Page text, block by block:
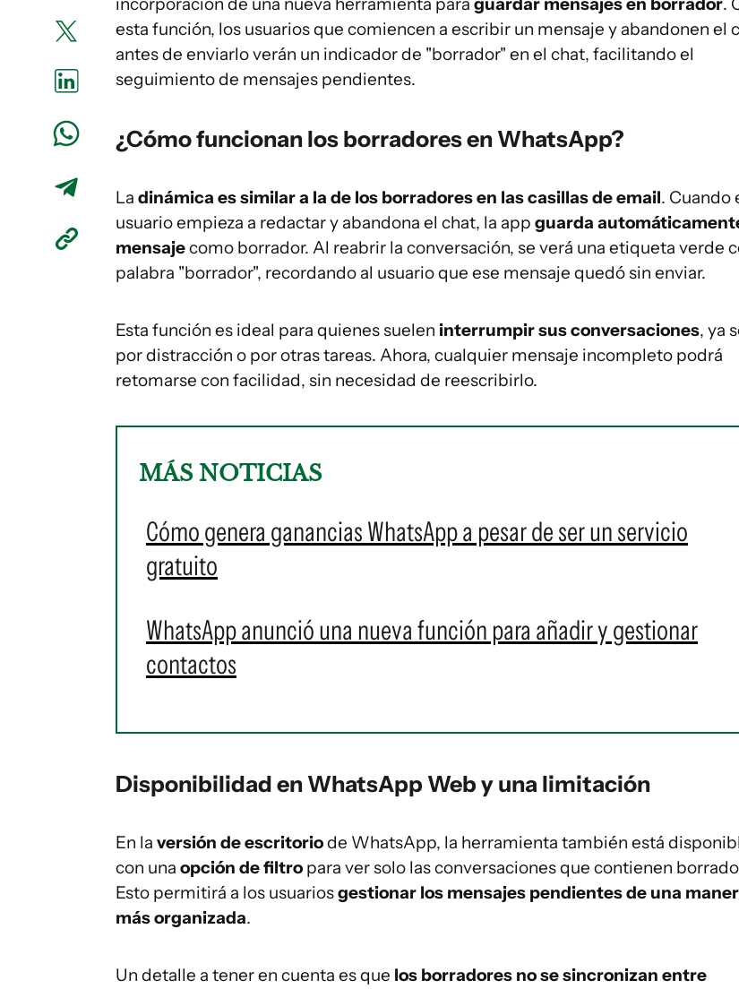
esta función, los usuarios que comiencen a escribir un mensaje y abandonen el
antes de enviarlo verán un indicador de "borrador" en el chat, facilitando el
seguimiento de mensajes pendientes.
¿Cómo funcionan los borradores en WhatsApp?
La dinámica es similar a la de los borradores en las casillas de email. Cuando
usuario empieza a redactar y abandona el chat, la app guarda
mensajecomo borrador. Al reabrir la conversación, se verá una etiqueta verde
palabra "borrador", recordando al usuario que ese mensaje quedó sin enviar.
Esta función es ideal para quienes suelen interrumpir sus conversaciones, ya
por distracción o por otras tareas. Ahora, cualquier mensaje incompleto podrá
retomarse con facilidad, sin necesidad de reescribirlo.
MÁS NOTICIAS
Cómo genera ganancias WhatsApp a pesar de ser un servicio
gratuito
WhatsApp anunció una nueva función para añadir y gestionar
contactos
Disponibilidad en WhatsApp Web y una limitación
En la versión de escritoriode WhatsApp, la herramienta también está
con una opción de filtro para ver solo las conversaciones que contienen
Esto permitirá a los usuariosgestionar los mensajes pendientes de una
más organizada.
Un detalle a tener en cuenta es que los borradores no se sincronizan entre